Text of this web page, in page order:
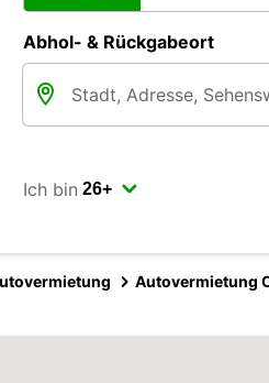
Abhol- & Rückgabeort
Ich bin
Autovermietung